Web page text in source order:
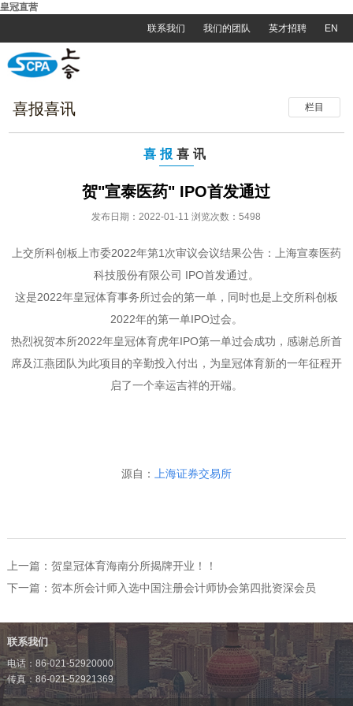
皇冠直营
联系我们
我们的团队 英才招聘 EN
栏目
喜报喜讯
喜报 喜讯
贺"宣泰医药" IPO首发通过
发布日期：2022-01-11 浏览次数：5498
上交所科创板上市委2022年第1次审议会议结果公告：上海宣泰医药
科技股份有限公司 IPO首发通过。
这是2022年皇冠体育事务所过会的第一单，同时也是上交所科创板
2022年的第一单IPO过会。
热烈祝贺本所2022年皇冠体育虎年IPO第一单过会成功，感谢总所首
席及江燕团队为此项目的辛勤投入付出，为皇冠体育新的一年征程开
启了一个幸运吉祥的开端。
源自： 上海证券交易所
上一篇： 贺皇冠体育海南分所揭牌开业！！
下一篇： 贺本所会计师入选中国注册会计师协会第四批资深会员
联系我们
电话：86-021-52920000
传真：86-021-52921369